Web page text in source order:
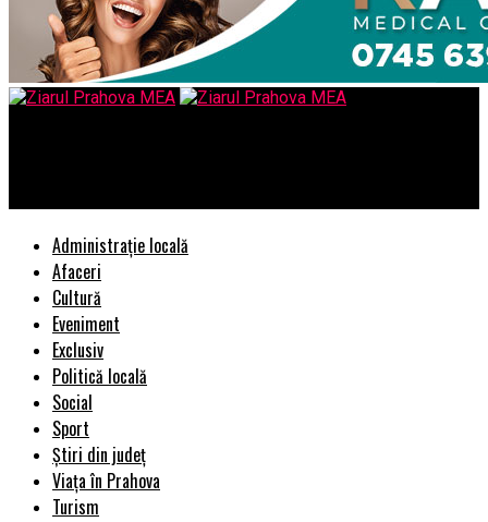
Administrație locală
Afaceri
Cultură
Eveniment
Exclusiv
Politică locală
Social
Sport
Știri din județ
Viața în Prahova
Turism